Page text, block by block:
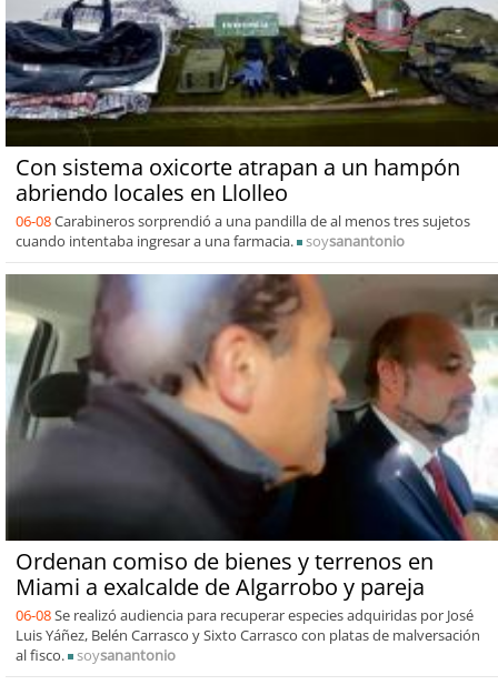
Con sistema oxicorte atrapan a un hampón
abriendo locales en Llolleo
06-08Carabineros sorprendió a una pandilla de al menos tres sujetos
cuando intentaba ingresar a una farmacia.
soysanantonio
Ordenan comiso de bienes y terrenos en
Miami a exalcalde de Algarrobo y pareja
06-08Se realizó audiencia para recuperar especies adquiridas por José
Luis Yáñez, Belén Carrasco y Sixto Carrasco con platas de malversación
al fisco.
soysanantonio